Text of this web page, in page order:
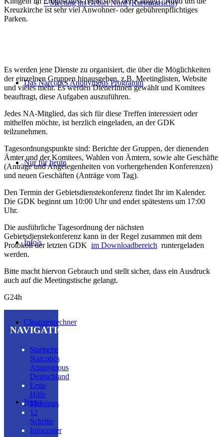
– Meeting im Gebiet Nord (Kartenansicht)
Das Narcotics Anonymous Programm
Nur für heute
Info’s
Cleanzeitrechner
News
Kreuzkirche ist sehr viel Anwohner- oder gebührenpflichtiges
Parken.
Es werden jene Dienste zu organisiert, die über die Möglichkeiten
der einzelnen Gruppen hinausgehen, z.B. Meetinglisten, Website
und vieles mehr. Es werden DienerInnen gewählt und Komitees
beauftragt, diese Aufgaben auszuführen.
Jedes NA-Mitglied, das sich für diese Treffen interessiert oder
mithelfen möchte, ist herzlich eingeladen, an der GDK
teilzunehmen.
Tagesordnungspunkte sind: Berichte der Gruppen, der dienenden
Ämter und der Komitees, Wahlen von Ämtern, sowie alte Geschäfte
(Anträge und Angelegenheiten von vorhergehenden Konferenzen)
und neuen Geschäften (Anträge vom Tag).
Den Termin der Gebietsdienstekonferenz findet Ihr im Kalender.
Die GDK beginnt um 10:00 Uhr und endet spätestens um 17:00
Uhr.
Die ausführliche Tagesordnung der nächsten
Gebietsdienstekonferenz kann in der Regel zusammen mit dem
Protokoll der letzten GDK im Downloadbereich runtergeladen
werden.
Bitte macht hiervon Gebrauch und stellt sicher, dass ein Ausdruck
auch auf die Meetingstische gelangt.
G24h
NAVIGATION
Startseite
Narcotics
Anonymous
Deutschland
Erste
Hilfe
Meetings
12
Schritte
Infocenter